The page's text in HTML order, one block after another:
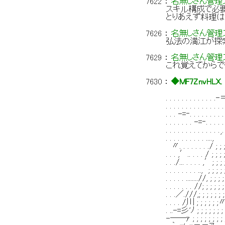
スキル構成で必
とりあえず料理
7626 ：名無しさん管理
弘法の満江が探
7629 ：名無しさん管理
これ覚えてから
7630 ：◆MF7ZnvHLX.
. . . . . . . .
. . . . . . . .
. . . -=‐. . .
. . . . . . . -
. . . . . . . . . . .
. . . . . . . . . .
〃. . . . . . . ./
. . . ,′.. . . . / ;
. . ./... . . . . ,′;
. . . . . . . . .., ;
. . . . . ........//, ;
. . . . . . . //; ; ; ;
. . .／.///,; ; ; ; ;
. . . . /川 ; ; ; ; ;
. ..-=彡'ﾉ ; ; ; ;
-──ｧ ; ; ; ; ; ; ;